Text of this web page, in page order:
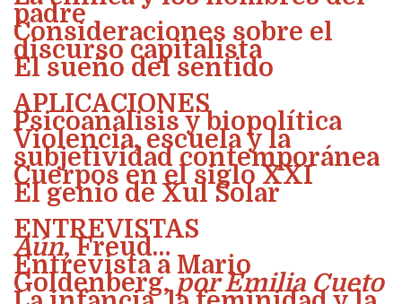
padre
Consideraciones sobre el
discurso capitalista
El sueño del sentido
APLICACIONES
Psicoanálisis y biopolítica
Violencia, escuela y la
subjetividad contemporánea
Cuerpos en el siglo XXI
El genio de Xul Solar
ENTREVISTAS
Aún, Freud…
Entrevista a Mario
Goldenberg,por Emilia Cueto